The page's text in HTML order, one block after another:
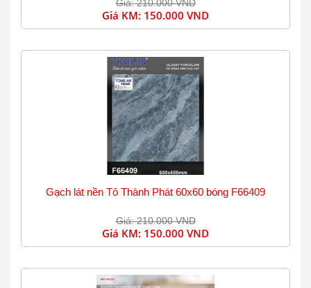
Giá: 210.000 VND
Giá KM: 150.000 VND
Gạch lát nền Tô Thành Phát 60x60 bóng F66409
Giá: 210.000 VND
Giá KM: 150.000 VND